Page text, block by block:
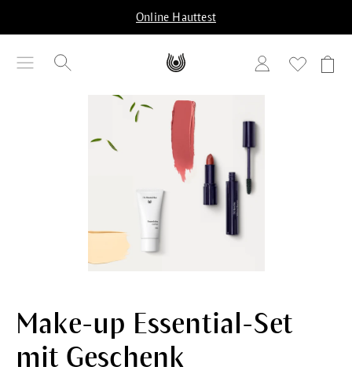
Online Hauttest
Make-up Essential-Set
mit Geschenk
Bildergalerie überspringen